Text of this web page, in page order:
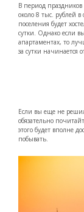
В период праздников
около 8 тыс. рублей
поселения будет
сутки. Однако если
апартаментах, то
за сутки начинается
Если вы еще не
обязательно
этого будет вполне
побывать.